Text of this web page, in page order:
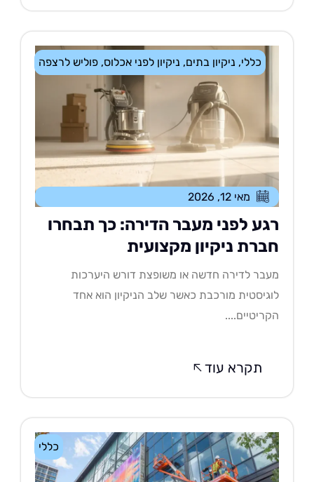
ניקיון בתים,ניקיון לפני אכלוס,פוליש לרצפה
מאי 12, 2026
לפני מעבר הדירה: כך תבחרו
ניקיון מקצועית
לדירה חדשה או משופצת דורש היערכות
מורכבת כאשר שלב הניקיון הוא אחד
תקרא עוד
כללי